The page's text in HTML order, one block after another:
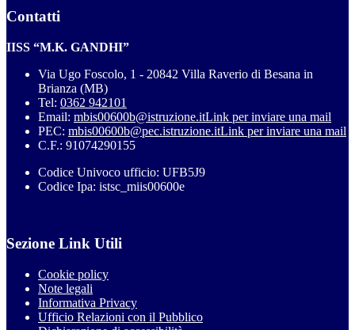
Contatti
IISS “M.K. GANDHI”
Via Ugo Foscolo, 1 - 20842 Villa Raverio di Besana in
Brianza (MB)
Tel: 0362 942101
Email: mbis00600b@istruzione.itLink per inviare una mail
PEC: mbis00600b@pec.istruzione.itLink per inviare una mail
C.F.: 91074290155
Codice Univoco ufficio: UFB5J9
Codice Ipa: istsc_miis00600e
Sezione Link Utili
Cookie policy
Note legali
Informativa Privacy
Ufficio Relazioni con il Pubblico